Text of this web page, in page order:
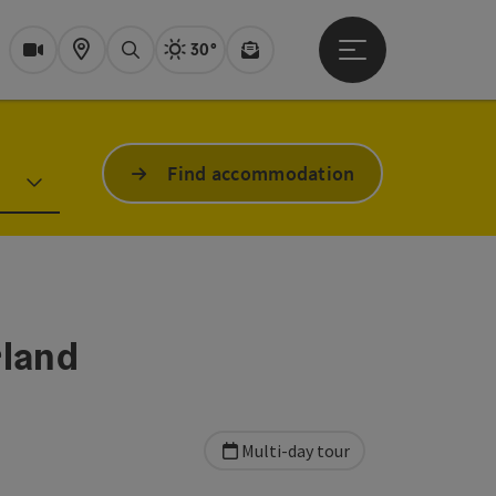
Webcams
KartesearchActual Weather Bad Ischl,
30°
Newsletter
Open main menu
Find accommodation
Multi-day tour